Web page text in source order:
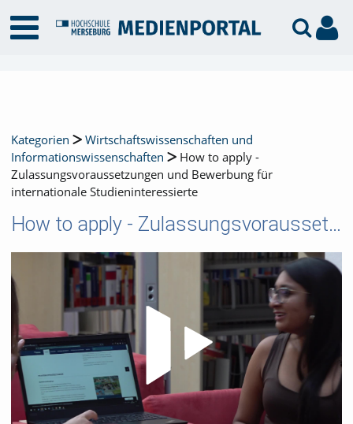
Kategorien
Wirtschaftswissenschaften und
Informationswissenschaften
How to apply -
Zulassungsvoraussetzungen und Bewerbung für
internationale Studieninteressierte
How to apply - Zulassungsvoraussetzungen und Bewerbung für internationale Studieninteressierte